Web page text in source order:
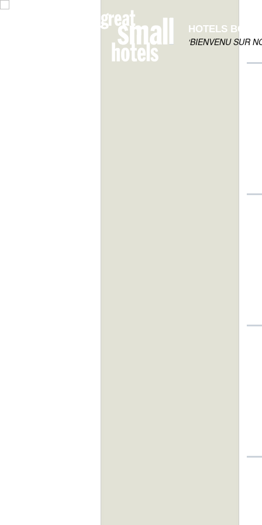
HOTELS
‘BIENVENU SUR